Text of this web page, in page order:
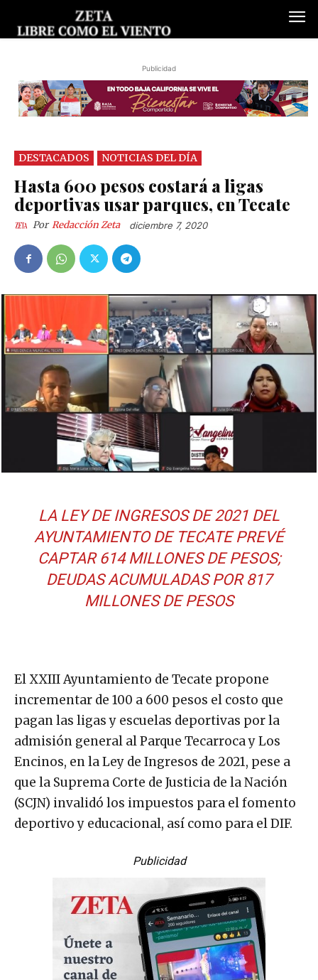
Publicidad
DESTACADOS NOTICIAS DEL DÍA
Hasta 600 pesos costará a ligas
deportivas usar parques, en Tecate
Por Redacción Zeta diciembre 7, 2020
LA LEY DE INGRESOS DE 2021 DEL
AYUNTAMIENTO DE TECATE PREVÉ
CAPTAR 614 MILLONES DE PESOS;
DEUDAS ACUMULADAS POR 817
MILLONES DE PESOS
El XXIII Ayuntamiento de Tecate propone
incrementar de 100 a 600 pesos el costo que
pagan las ligas y escuelas deportivas por la
admisión general al Parque Tecarroca y Los
Encinos, en la Ley de Ingresos de 2021, pese a
que la Suprema Corte de Justicia de la Nación
(SCJN) invalidó los impuestos para el fomento
deportivo y educacional, así como para el DIF.
Publicidad